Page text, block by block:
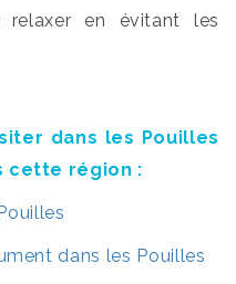
relaxer en évitant les
dans les Pouilles
cette région :
dans les Pouilles